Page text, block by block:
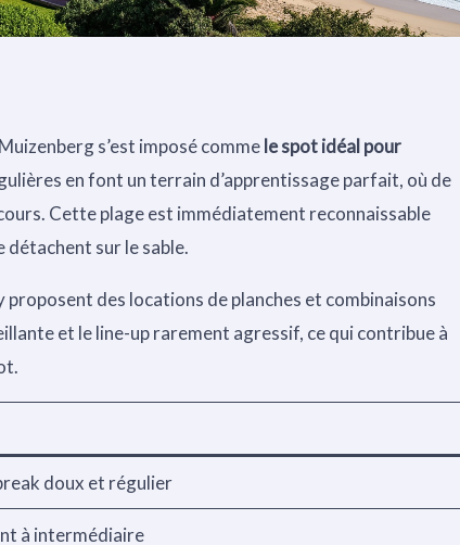
s’est imposé commele spot idéal pour
en font un terrain d’apprentissage parfait, où de
Cette plage est immédiatement reconnaissable
détachent sur le sable.
proposent des locations de planches et combinaisons
et le line-up rarement agressif, ce qui contribue à
doux et régulier
à intermédiaire